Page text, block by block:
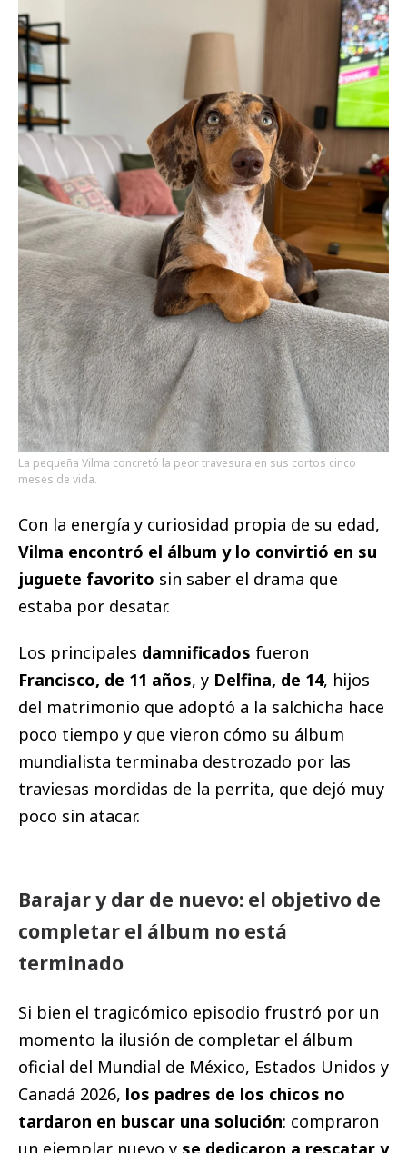
La pequeña Vilma concretó la peor travesura en sus cortos cinco
meses de vida.
Con la energía y curiosidad propia de su edad,
Vilma encontró el álbum y lo convirtió en su
juguete favorito sin saber el drama que
estaba por desatar.
Los principales damnificados fueron
Francisco, de 11 años, y Delfina, de 14, hijos
del matrimonio que adoptó a la salchicha hace
poco tiempo y que vieron cómo su álbum
mundialista terminaba destrozado por las
traviesas mordidas de la perrita, que dejó muy
poco sin atacar.
Barajar y dar de nuevo: el objetivo de
completar el álbum no está
terminado
Si bien el tragicómico episodio frustró por un
momento la ilusión de completar el álbum
oficial del Mundial de México, Estados Unidos y
Canadá 2026, los padres de los chicos no
tardaron en buscar una solución: compraron